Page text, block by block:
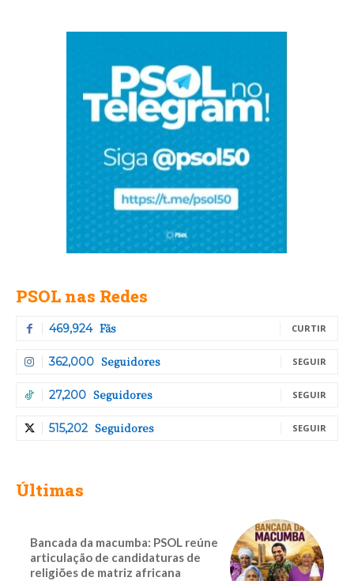
PSOL nas Redes
469,924 Fãs CURTIR
362,000 Seguidores SEGUIR
27,200 Seguidores SEGUIR
515,202 Seguidores SEGUIR
Últimas
Bancada da macumba: PSOL reúne
articulação de candidaturas de
religiões de matriz africana